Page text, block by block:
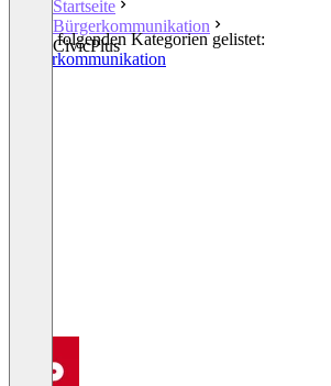
Startseite
Bürgerkommunikation
CivicPlus
In den folgenden Kategorien gelistet:
Bürgerkommunikation